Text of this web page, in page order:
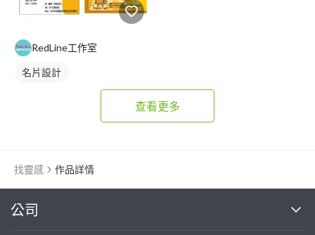
RedLine工作室
名片設計
查看更多
找靈感 作品詳情
公司繼續完成